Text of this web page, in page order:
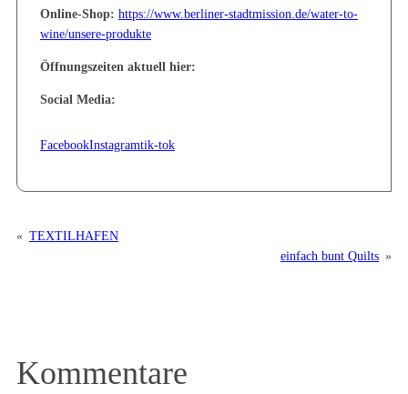
Online-Shop: https://www.berliner-stadtmission.de/water-to-
wine/unsere-produkte
Öffnungszeiten aktuell hier:
Social Media:
FacebookInstagramtik-tok
« TEXTILHAFEN
einfach bunt Quilts »
Kommentare